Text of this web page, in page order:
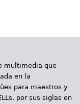
multimedia que
en la
para maestros y
por sus siglas en